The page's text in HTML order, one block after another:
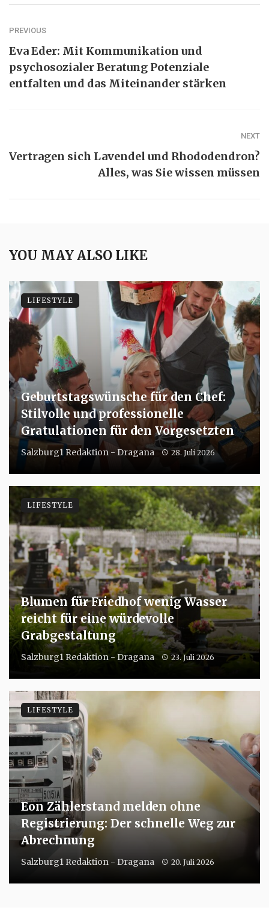
PREVIOUS
Eva Eder: Mit Kommunikation und
psychosozialer Beratung Potenziale
entfalten und das Miteinander stärken
NEXT
Vertragen sich Lavendel und Rhododendron?
Alles, was Sie wissen müssen
YOU MAY ALSO LIKE
Geburtstagswünsche für den Chef:
Stilvolle und professionelle
Gratulationen für den Vorgesetzten
Salzburg1 Redaktion - Dragana 28. Juli 2026
LIFESTYLE
Blumen für Friedhof wenig Wasser
reicht für eine würdevolle
Grabgestaltung
Salzburg1 Redaktion - Dragana 23. Juli 2026
LIFESTYLE
Eon Zählerstand melden ohne
Registrierung: Der schnelle Weg zur
Abrechnung
Salzburg1 Redaktion - Dragana 20. Juli 2026
LIFESTYLE